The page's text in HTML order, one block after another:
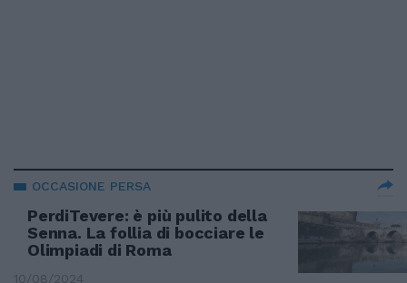
OCCASIONE PERSA
PerdiTevere: è più pulito della
Senna. La follia di bocciare le
Olimpiadi di Roma
10/08/2024